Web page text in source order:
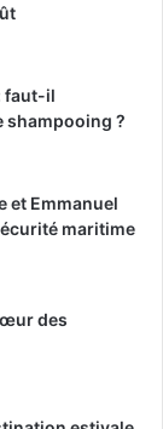
faut-il
shampooing ?
et Emmanuel
maritime
des